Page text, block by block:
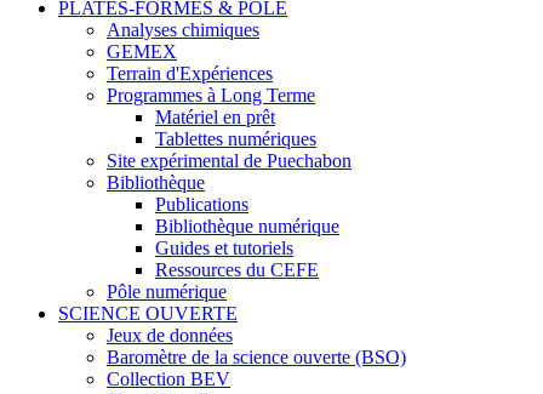
PLATES-FORMES & POLE
Analyses chimiques
GEMEX
Terrain d'Expériences
Programmes à Long Terme
Matériel en prêt
Tablettes numériques
Site expérimental de Puechabon
Bibliothèque
Publications
Bibliothèque numérique
Guides et tutoriels
Ressources du CEFE
Pôle numérique
SCIENCE OUVERTE
Jeux de données
Baromètre de la science ouverte (BSO)
Collection BEV